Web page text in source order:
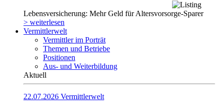
Lebensversicherung: Mehr Geld für Altersvorsorge-Sparer
> weiterlesen
Vermittlerwelt
Vermittler im Porträt
Themen und Betriebe
Positionen
Aus- und Weiterbildung
Aktuell
22.07.2026 Vermittlerwelt